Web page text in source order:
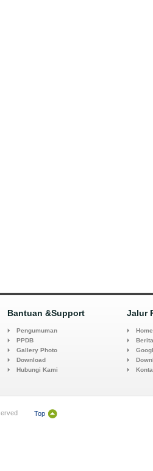
Bantuan &Support
Pengumuman
PPDB
Gallery Photo
Download
Hubungi Kami
Jalur
Home
Top